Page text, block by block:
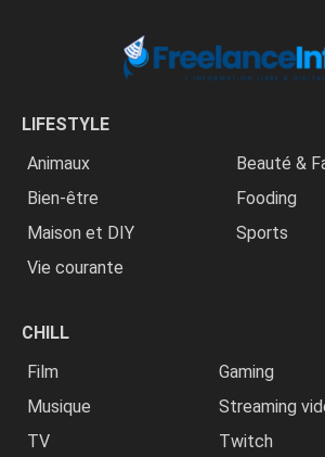
LIFESTYLE
Animaux
Beauté &
Bien-être
Fooding
Maison et DIY
Sports
Vie courante
CHILL
Film
Gaming
Musique
Streaming
TV
Twitch